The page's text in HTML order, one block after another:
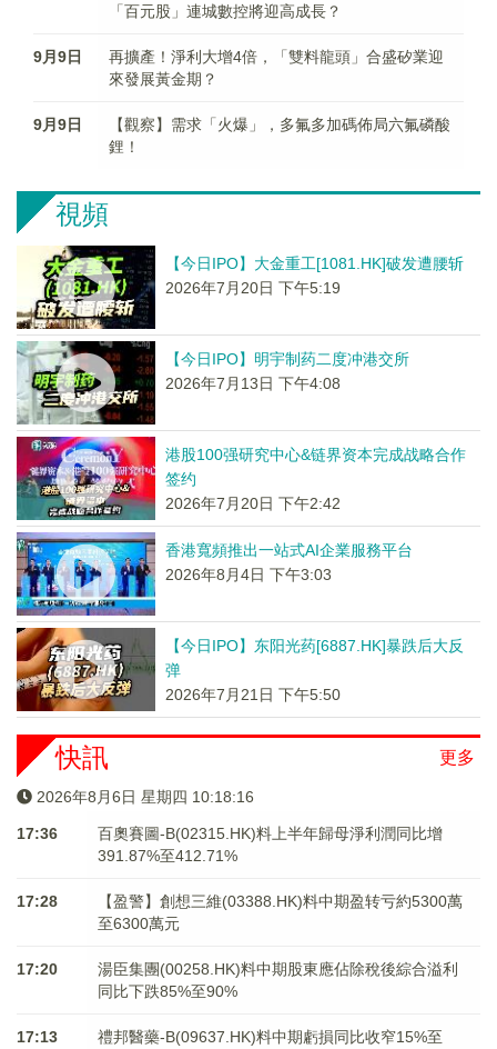
「百元股」連城數控將迎高成長？
9月9日
再擴產！淨利大增4倍，「雙料龍頭」合盛矽業迎
來發展黃金期？
9月9日
【觀察】需求「火爆」，多氟多加碼佈局六氟磷酸
鋰！
視頻
【今日IPO】大金重工[1081.HK]破发遭腰斩
2026年7月20日 下午5:19
【今日IPO】明宇制药二度冲港交所
2026年7月13日 下午4:08
港股100强研究中心&链界资本完成战略合作
签约
2026年7月20日 下午2:42
香港寬頻推出一站式AI企業服務平台
2026年8月4日 下午3:03
【今日IPO】东阳光药[6887.HK]暴跌后大反
弹
2026年7月21日 下午5:50
更多
快訊
2026年8月6日 星期四 10:18:17
17:36
百奧賽圖-B(02315.HK)料上半年歸母淨利潤同比增
391.87%至412.71%
17:28
【盈警】創想三維(03388.HK)料中期盈转亏約5300萬
至6300萬元
17:20
湯臣集團(00258.HK)料中期股東應佔除稅後綜合溢利
同比下跌85%至90%
17:13
禮邦醫藥-B(09637.HK)料中期虧損同比收窄15%至